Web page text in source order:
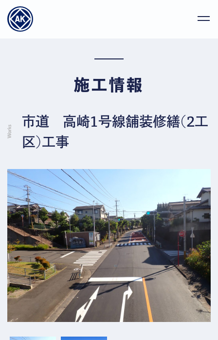
施工情報
市道 高崎1号線舗装修繕(2工
区)工事